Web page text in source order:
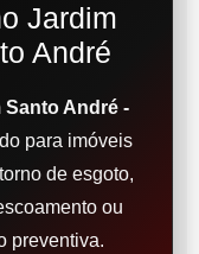
Jardim
André
Santo André -
para imóveis
de esgoto,
ou
preventiva.